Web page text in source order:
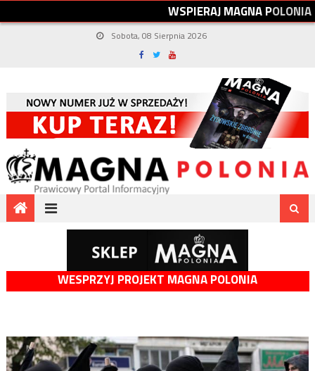
WSPIERAJMAGNAPOLONIA
Sobota, 08 Sierpnia 2026
WESPRZYJ PROJEKT MAGNA POLONIA